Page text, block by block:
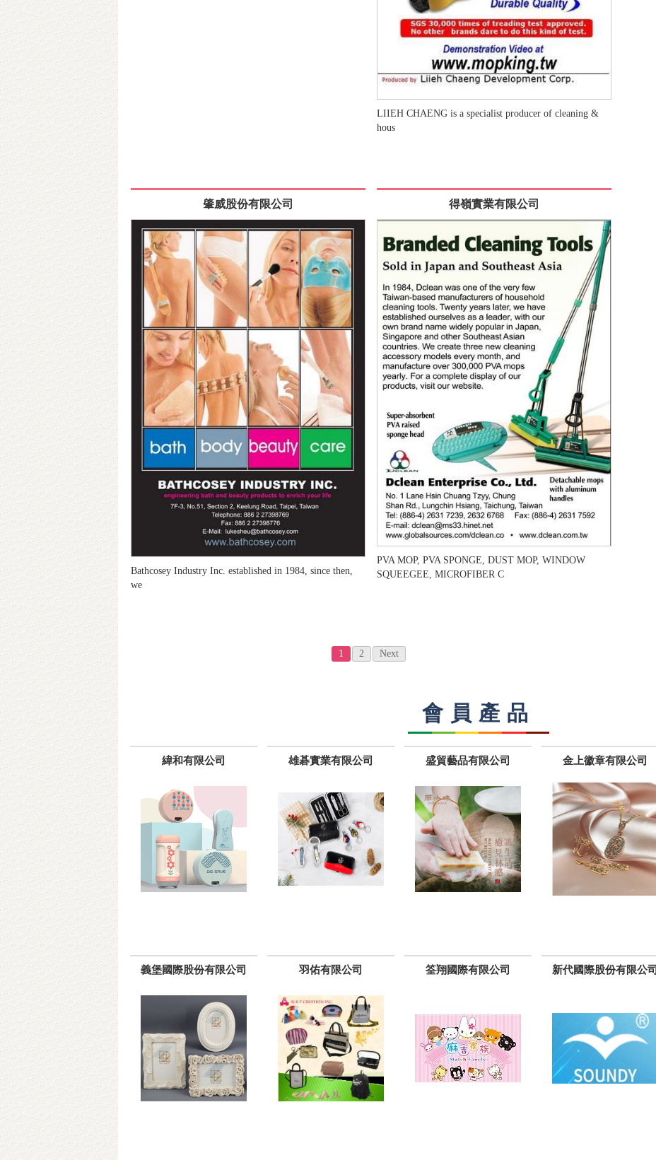
LIIEH CHAENG is a specialist producer of cleaning &
hous
肇威股份有限公司
Bathcosey Industry Inc. established in 1984, since then,
we
得嶺實業有限公司
PVA MOP, PVA SPONGE, DUST MOP, WINDOW
SQUEEGEE, MICROFIBER C
1 2 Next
會員產品
緯和有限公司 雄碁實業有限公司 盛貿藝品有限公司 金上徽章有限公司
義堡國際股份有限公司 羽佑有限公司 筌翔國際有限公司 新代國際股份有限公司